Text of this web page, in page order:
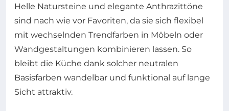
Helle Natursteine und elegante Anthrazittöne
sind nach wie vor Favoriten, da sie sich flexibel
mit wechselnden Trendfarben in Möbeln oder
Wandgestaltungen kombinieren lassen. So
bleibt die Küche dank solcher neutralen
Basisfarben wandelbar und funktional auf lange
Sicht attraktiv.